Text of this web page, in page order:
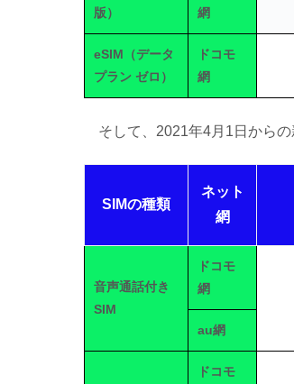
版）
網
eSIM（データ
プラン ゼロ）
ドコモ
網
そして、2021年4月1日から
SIMの種類
ネット
網
音声通話付き
SIM
ドコモ
網
au網
ドコモ